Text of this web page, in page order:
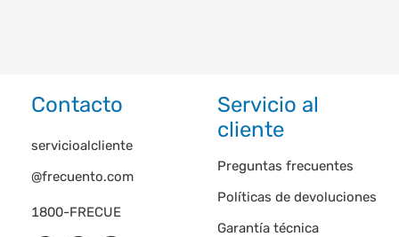
Contacto
1800-FRECUE
servicioalcliente
@frecuento.com
Servicio al
cliente
Preguntas frecuentes
Políticas de devoluciones
Garantía técnica